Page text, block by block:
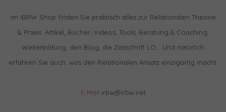
Im IBRW Shop finden Sie praktisch alles zur Relationalen Theorie
& Praxis: Artikel, Bücher, Videos, Tools, Beratung & Coaching,
Weiterbildung, den Blog, die Zeitschrift LO… Und natürlich
erfahren Sie auch, was den Relationalen Ansatz einzigartig macht.
E-Mail irbw@irbw.net